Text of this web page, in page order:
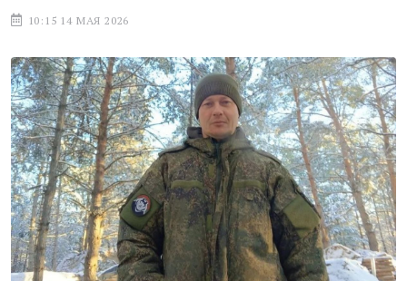
10:15 14 МАЯ 2026